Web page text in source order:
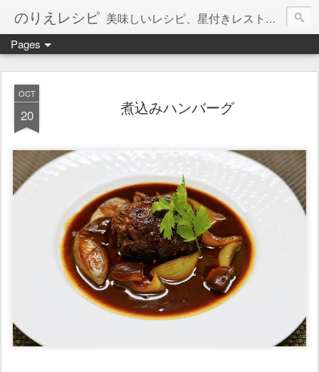
のりえレシピ 美味しいレシピ、星付きレストラン、絶品お取り寄せを紹介しています。
Pages
OCT
20 煮込みハンバーグ